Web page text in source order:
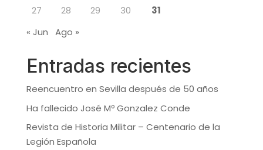
27 28 29 30
31
« Jun
Ago »
Entradas recientes
Reencuentro en Sevilla después de 50 años
Ha fallecido José Mº Gonzalez Conde
Revista de Historia Militar – Centenario de la
Legión Española